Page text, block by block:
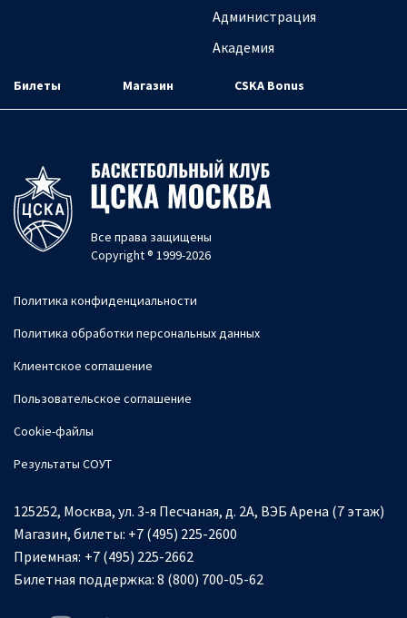
Администрация
Академия
Билеты Магазин CSKA Bonus
Все права защищены
Copyright ® 1999-2026
Политика конфиденциальности
Политика обработки персональных данных
Клиентское соглашение
Пользовательское соглашение
Cookie-файлы
Результаты СОУТ
125252, Москва, ул. 3-я Песчаная, д. 2А, ВЭБ Арена (7 этаж)
Магазин, билеты: +7 (495) 225-2600
Приемная: +7 (495) 225-2662
Билетная поддержка: 8 (800) 700-05-62